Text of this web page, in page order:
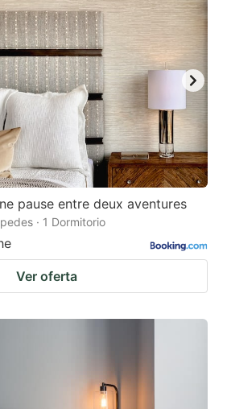
pause entre deux aventures
· 1 Dormitorio
Ver oferta